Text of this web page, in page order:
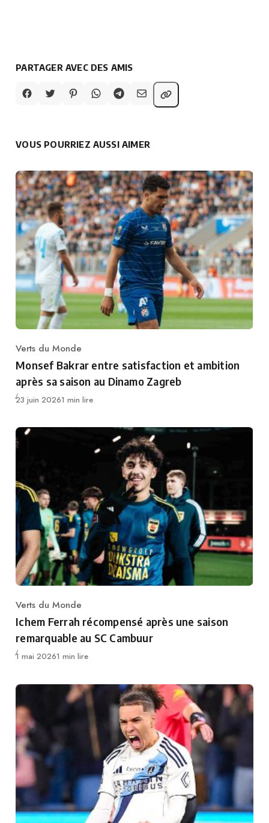
PARTAGER AVEC DES AMIS
VOUS POURRIEZ AUSSI AIMER
Category
Verts du Monde
Monsef Bakrar entre satisfaction et ambition
après sa saison au Dinamo Zagreb
Publié
23 juin 20261 min lire
Category
Verts du Monde
Ichem Ferrah récompensé après une saison
remarquable au SC Cambuur
Publié
1 mai 20261 min lire